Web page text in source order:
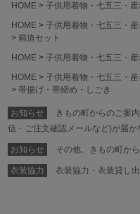
HOME
子供用着物・七五三・産
HOME
子供用着物・七五三・産
箱迫セット
HOME
子供用着物・七五三・産
HOME
子供用着物・七五三・産
帯揚げ・帯締め・しごき
お知らせ
きもの町からのご案
信・ご注文確認メールなど)が届か
お知らせ その他、きもの町か
衣装協力 衣装協力・衣装貸し